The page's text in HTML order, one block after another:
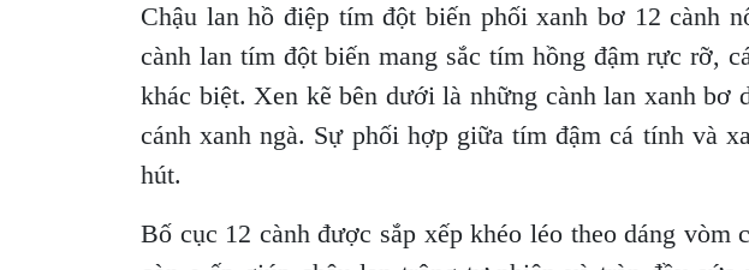
Chậu lan hồ điệp tím đột biến phối xanh bơ 12 cành
cành lan tím đột biến mang sắc tím hồng đậm rực rỡ,
khác biệt. Xen kẽ bên dưới là những cành lan xanh bơ
cánh xanh ngà. Sự phối hợp giữa tím đậm cá tính và
hút.
Bố cục 12 cành được sắp xếp khéo léo theo dáng